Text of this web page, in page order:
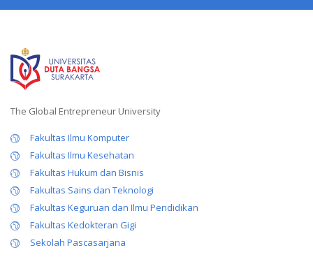
The Global Entrepreneur University
Fakultas Ilmu Komputer
Fakultas Ilmu Kesehatan
Fakultas Hukum dan Bisnis
Fakultas Sains dan Teknologi
Fakultas Keguruan dan Ilmu Pendidikan
Fakultas Kedokteran Gigi
Sekolah Pascasarjana